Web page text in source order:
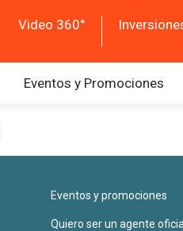
Video 360°
Eventos y Promociones
Eventos y promociones
Quiero ser un agente oficial